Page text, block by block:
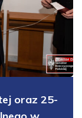
oraz 25-